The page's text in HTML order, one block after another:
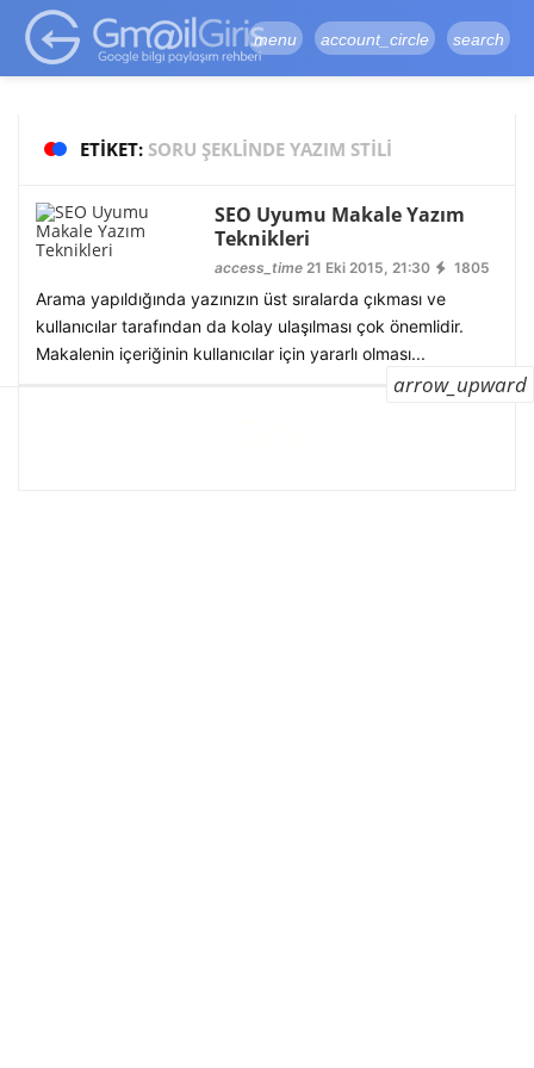
google-site-
verification=vqSI0upH550kabR5X8xpjMYieaXmuBueYgCJBW3uetM
menu account_circle search
ETIKET: SORU ŞEKLINDE YAZIM STILI
SEO Uyumu Makale Yazım
Teknikleri
access_time21 Eki 2015, 21:30 1805
Arama yapıldığında yazınızın üst sıralarda çıkması ve
kullanıcılar tarafından da kolay ulaşılması çok önemlidir.
Makalenin içeriğinin kullanıcılar için yararlı olması...
arrow_upward